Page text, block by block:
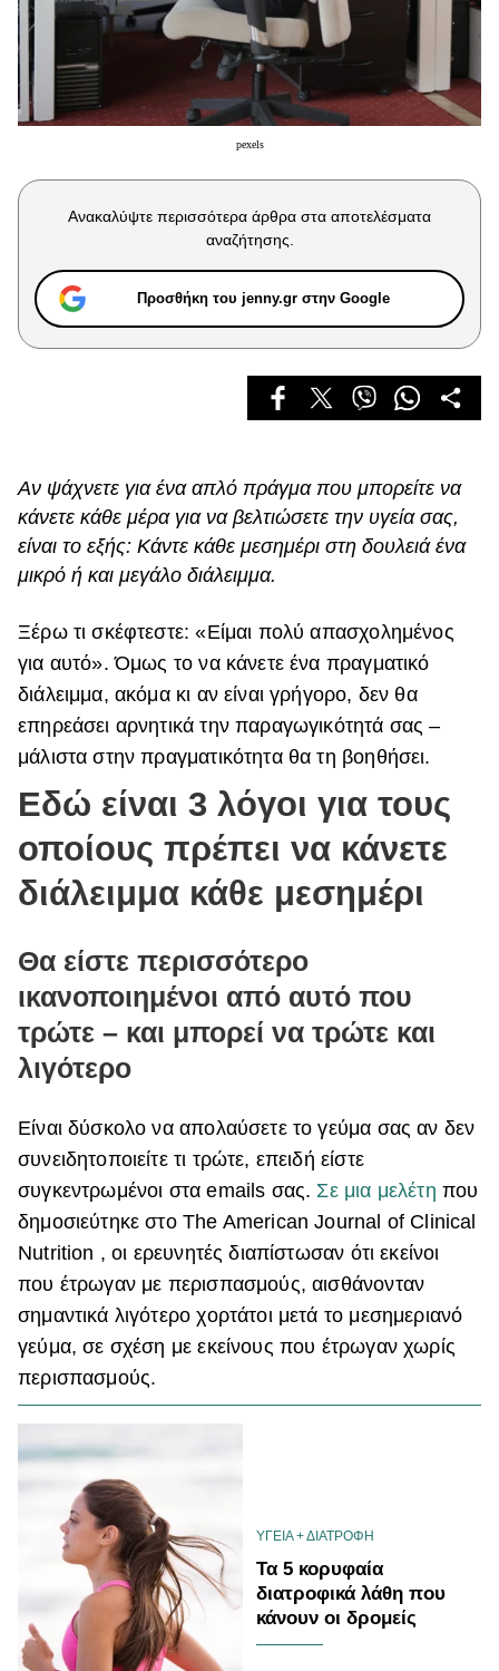
Parenting
Working Girl
Real Women
Πρόσωπα
Celebrities
Συνεντεύξεις
True Stories
Ask the Guru
Success Stories
Deco
Cooking
Green
Αφιερώματα
ΒΟΞ
Χωρίς Ταμπέλες
Women's Forum
Hautes Grecians
Γάμος
Market News
pexels
Ανακαλύψτε περισσότερα άρθρα στα αποτελέσματα
αναζήτησης.
Προσθήκη του jenny.gr στην Google
Αν ψάχνετε για ένα απλό πράγμα που μπορείτε να
κάνετε κάθε μέρα για να βελτιώσετε την υγεία σας,
είναι το εξής: Κάντε κάθε μεσημέρι στη δουλειά ένα
μικρό ή και μεγάλο διάλειμμα.
Ξέρω τι σκέφτεστε: «Είμαι πολύ απασχολημένος
για αυτό». Όμως το να κάνετε ένα πραγματικό
διάλειμμα, ακόμα κι αν είναι γρήγορο, δεν θα
επηρεάσει αρνητικά την παραγωγικότητά σας –
μάλιστα στην πραγματικότητα θα τη βοηθήσει.
Εδώ είναι 3 λόγοι για τους
οποίους πρέπει να κάνετε
διάλειμμα κάθε μεσημέρι
Θα είστε περισσότερο
ικανοποιημένοι από αυτό που
τρώτε – και μπορεί να τρώτε και
λιγότερο
Είναι δύσκολο να απολαύσετε το γεύμα σας αν δεν
συνειδητοποιείτε τι τρώτε, επειδή είστε
συγκεντρωμένοι στα emails σας. Σε μια μελέτη που
δημοσιεύτηκε στο The American Journal of Clinical
Nutrition , οι ερευνητές διαπίστωσαν ότι εκείνοι
που έτρωγαν με περισπασμούς, αισθάνονταν
σημαντικά λιγότερο χορτάτοι μετά το μεσημεριανό
γεύμα, σε σχέση με εκείνους που έτρωγαν χωρίς
περισπασμούς.
ΥΓΕΙΑ + ΔΙΑΤΡΟΦΗ
Τα 5 κορυφαία
διατροφικά λάθη που
κάνουν οι δρομείς